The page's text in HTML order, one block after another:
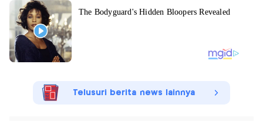
Telusuri berita news lainnya